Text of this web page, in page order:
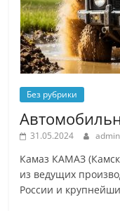
Без рубрики
31.05.2024 admin
Камаз КАМАЗ
из ведущих
России и